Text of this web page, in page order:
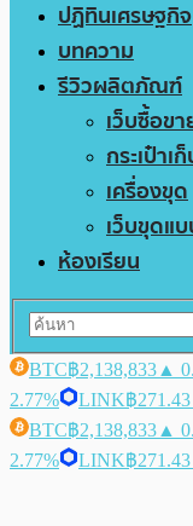
ปฏิทินเศรษฐกิจ
บทความ
รีวิวผลิตภัณฑ์
เว็บซื้อข
กระเป๋าเ
เครื่องขุด
เว็บขุดแ
ห้องเรียน
BTC฿2,138,833 ▲
2.77%
LINK฿271.43
BTC฿2,138,833 ▲
2.77%
LINK฿271.43